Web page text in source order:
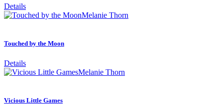
Details
Melanie Thorn
Touched by the Moon
Details
Melanie Thorn
Vicious Little Games